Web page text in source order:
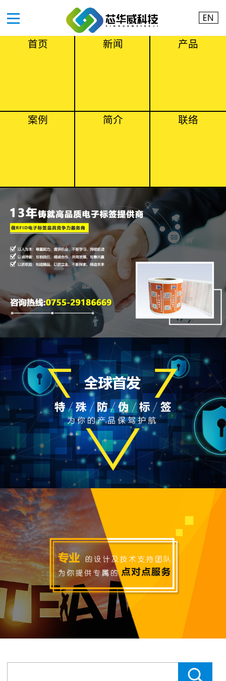
首页 新闻 产品
案例 简介 联络